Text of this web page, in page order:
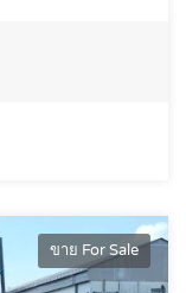
ขาย For Sale